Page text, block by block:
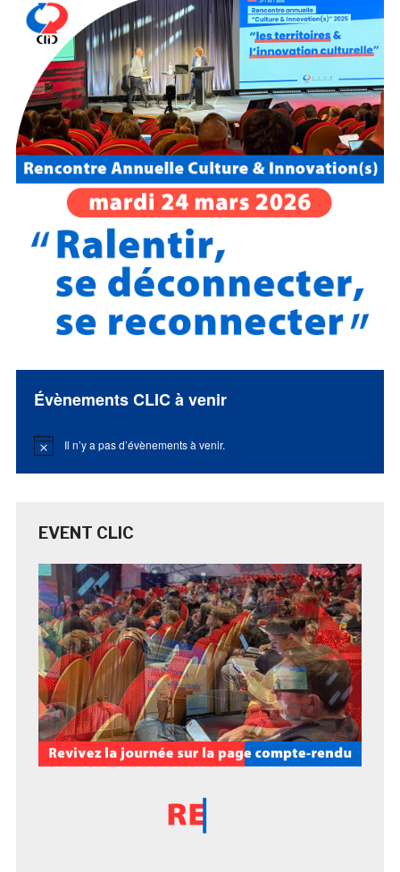
Évènements CLIC à venir
Notice Il n’y a pas d’évènements à venir.
EVENT CLIC